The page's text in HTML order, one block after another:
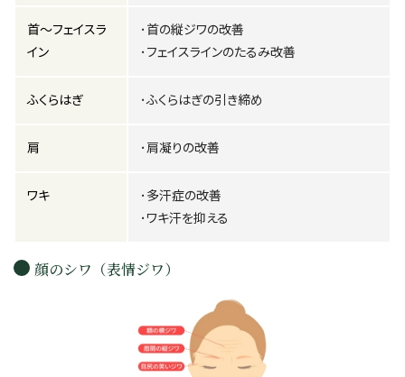
首～フェイスラ
イン
･首の縦ジワの改善
･フェイスラインのたるみ改善
ふくらはぎ ･ふくらはぎの引き締め
肩 ･肩凝りの改善
ワキ
･多汗症の改善
･ワキ汗を抑える
顔のシワ（表情ジワ）